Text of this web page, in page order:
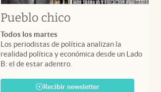
Pueblo chico
Todos los martes
Los periodistas de política analizan la
realidad política y económica desde un Lado
B: el de estar adentro.
Recibir newsletter